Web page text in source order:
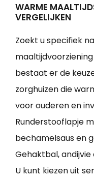
WARME
VERGELIJKEN
Zoekt u specifiek
bestaat er de
zorghuizen die
voor ouderen en
Runderstooflapje
bechamelsaus en
Gehaktbal,
U kunt kiezen uit